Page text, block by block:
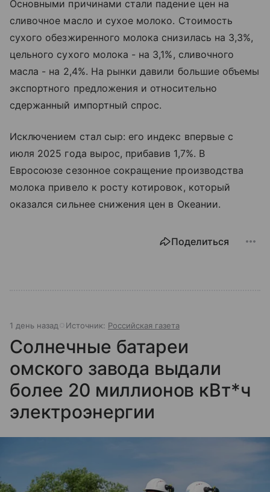
Основными причинами стали падение цен на
сливочное масло и сухое молоко. Стоимость
сухого обезжиренного молока снизилась на 3,3%,
цельного сухого молока - на 3,1%, сливочного
масла - на 2,4%. На рынки давили большие объемы
экспортного предложения и относительно
сдержанный импортный спрос.
Исключением стал сыр: его индекс впервые с
июля 2025 года вырос, прибавив 1,7%. В
Евросоюзе сезонное сокращение производства
молока привело к росту котировок, который
оказался сильнее снижения цен в Океании.
Поделиться
1 день назад Источник: Российская газета
Солнечные батареи
омского завода выдали
более 20 миллионов кВт*ч
электроэнергии